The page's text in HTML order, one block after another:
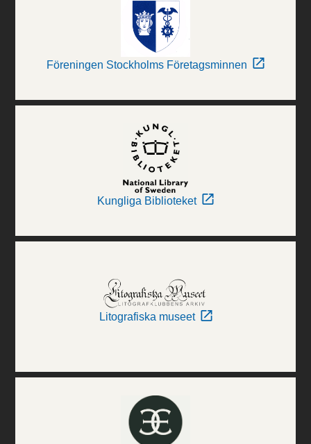
Föreningen Stockholms Företagsminnen
Kungliga Biblioteket
Litografiska museet